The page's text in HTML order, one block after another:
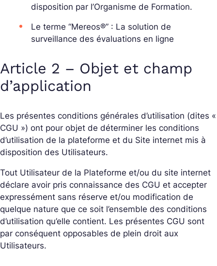
disposition par l’Organisme de Formation.
Le terme “Mereos®” : La solution de
surveillance des évaluations en ligne
Article 2 – Objet et champ
d’application
Les présentes conditions générales d’utilisation (dites «
CGU ») ont pour objet de déterminer les conditions
d’utilisation de la plateforme et du Site internet mis à
disposition des Utilisateurs.
Tout Utilisateur de la Plateforme et/ou du site internet
déclare avoir pris connaissance des CGU et accepter
expressément sans réserve et/ou modification de
quelque nature que ce soit l’ensemble des conditions
d’utilisation qu’elle contient. Les présentes CGU sont
par conséquent opposables de plein droit aux
Utilisateurs.